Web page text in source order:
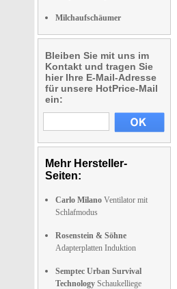
Milchaufschäumer
Bleiben Sie mit uns im
Kontakt und tragen Sie
hier Ihre E-Mail-Adresse
für unsere HotPrice-Mail
ein:
Mehr Hersteller-
Seiten:
Carlo Milano Ventilator mit
Schlafmodus
Rosenstein & Söhne
Adapterplatten Induktion
Semptec Urban Survival
Technology Schaukelliege